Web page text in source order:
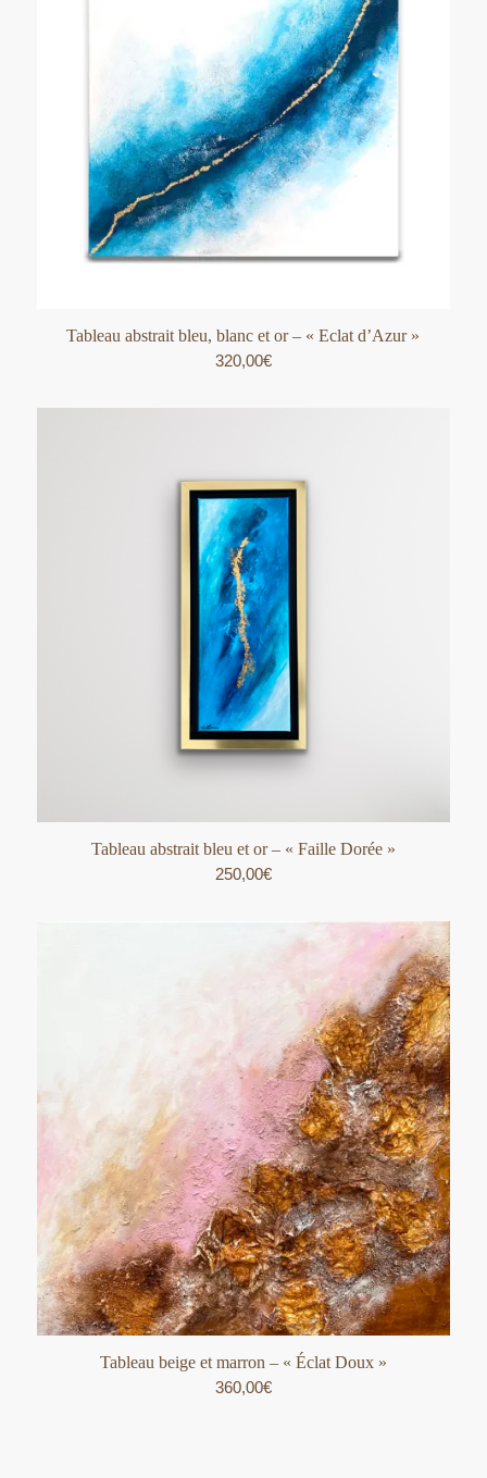
Tableau abstrait bleu, blanc et or – « Eclat d’Azur »
320,00€
Tableau abstrait bleu et or – « Faille Dorée »
250,00€
Tableau beige et marron – « Éclat Doux »
360,00€